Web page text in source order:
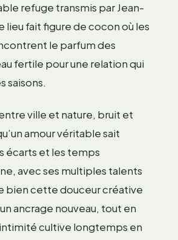
refuge transmis par Jean-
lieu fait figure de cocon où les
le parfum des
fertile pour une relation qui
saisons.
ville et nature, bruit et
amour véritable sait
écarts et les temps
avec ses multiples talents
bien cette douceur créative
ancrage nouveau, tout en
cultive longtemps en